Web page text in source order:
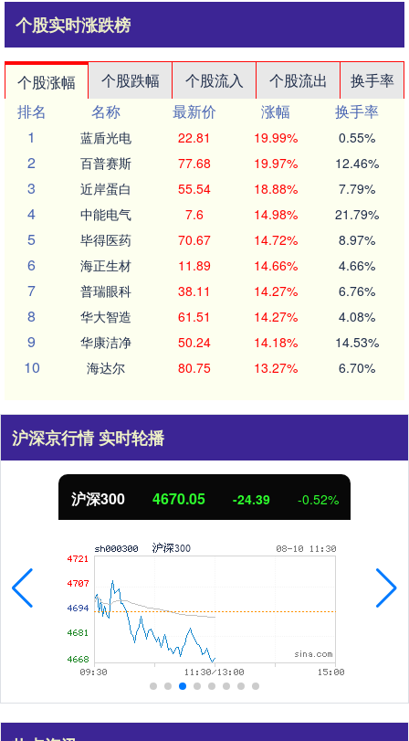
个股实时涨跌榜
个股涨幅 个股跌幅 个股流入 个股流出
换手率
排名
名称 最新价 涨幅
换手率
1
蓝盾光电 22.81 19.99% 0.55%
2 百普赛斯 77.68 19.97% 12.46%
3 近岸蛋白 55.54 18.88% 7.79%
4 中能电气 7.6 14.98% 21.79%
5 毕得医药 70.67 14.72% 8.97%
6 海正生材 11.89 14.66% 4.66%
7 普瑞眼科 38.11 14.27% 6.76%
8 华大智造 61.51 14.27% 4.08%
9 华康洁净 50.24 14.18% 14.53%
10 海达尔 80.75 13.27% 6.70%
沪深京行情 实时轮播
沪深300 4670.05 -24.39 -0.52%